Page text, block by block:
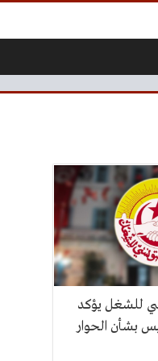
للشغل يؤكد
بشأن الحوار